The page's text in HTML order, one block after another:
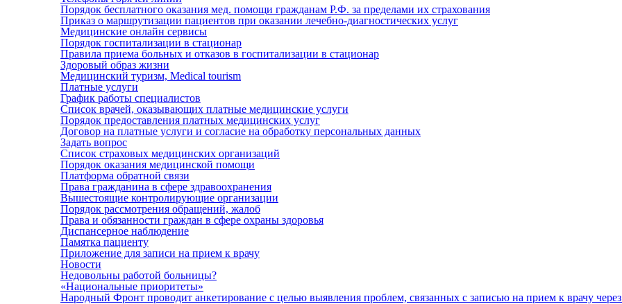
Порядок бесплатного оказания мед. помощи гражданам Р.Ф. за пределами их страхования
Приказ о маршрутизации пациентов при оказании лечебно-диагностических услуг
Медицинские онлайн сервисы
Порядок госпитализации в стационар
Правила приема больных и отказов в госпитализации в стационар
Здоровый образ жизни
Медицинский туризм, Medical tourism
Платные услуги
График работы специалистов
Список врачей, оказывающих платные медицинские услуги
Порядок предоставления платных медицинских услуг
Договор на платные услуги и согласие на обработку персональных данных
Задать вопрос
Список страховых медицинских организаций
Порядок оказания медицинской помощи
Платформа обратной связи
Права гражданина в сфере здравоохранения
Вышестоящие контролирующие организации
Порядок рассмотрения обращений, жалоб
Права и обязанности граждан в сфере охраны здоровья
Диспансерное наблюдение
Памятка пациенту
Приложение для записи на прием к врачу
Новости
Недовольны работой больницы?
«Национальные приоритеты»
Народный Фронт проводит анкетирование с целью выявления проблем, связанных с записью на прием к врачу через